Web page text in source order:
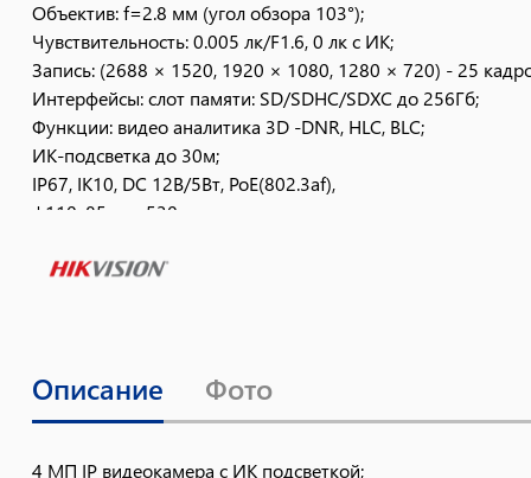
Объектив: f=2.8 мм (угол обзора 103°);
Чувствительность: 0.005 лк/F1.6, 0 лк с ИК;
Запись: (2688 × 1520, 1920 × 1080, 1280 × 720) - 25
Интерфейсы: cлот памяти: SD/SDHC/SDXC до 256Гб;
Функции: видео аналитика 3D -DNR, HLC, BLC;
ИК-подсветка до 30м;
IP67, IK10, DC 12В/5Вт, PoE(802.3af),
ф110x85 мм, 530г.
Описание Фото
4 МП IP видеокамера с ИК подсветкой;